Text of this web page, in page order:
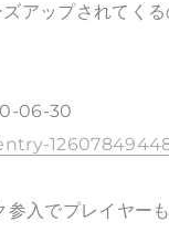
アップされてくる
06-30
入でプレイヤー